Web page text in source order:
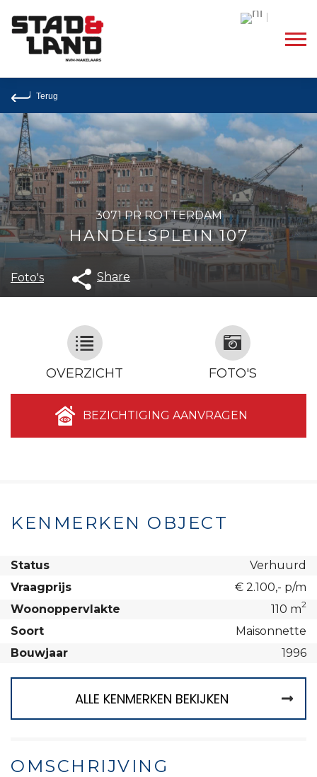
Dutch
Terug
3071 PR ROTTERDAM
HANDELSPLEIN 107
Foto's Share
OVERZICHT FOTO'S
BEZICHTIGING AANVRAGEN
KENMERKEN OBJECT
Status
Verhuurd
Vraagprijs
€ 2.100,- p/m
Woonoppervlakte
110 m2
Soort
Maisonnette
Bouwjaar
1996
ALLE KENMERKEN BEKIJKEN
OMSCHRIJVING